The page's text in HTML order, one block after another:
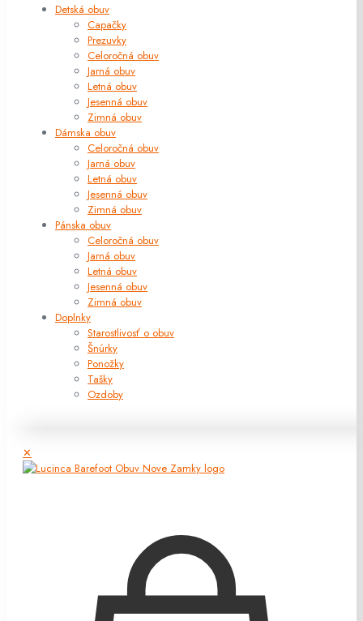
Detská obuv
Capačky
Prezuvky
Celoročná obuv
Jarná obuv
Letná obuv
Jesenná obuv
Zimná obuv
Dámska obuv
Celoročná obuv
Jarná obuv
Letná obuv
Jesenná obuv
Zimná obuv
Pánska obuv
Celoročná obuv
Jarná obuv
Letná obuv
Jesenná obuv
Zimná obuv
Doplnky
Starostlivosť o obuv
Šnúrky
Ponožky
Tašky
Ozdoby
✕